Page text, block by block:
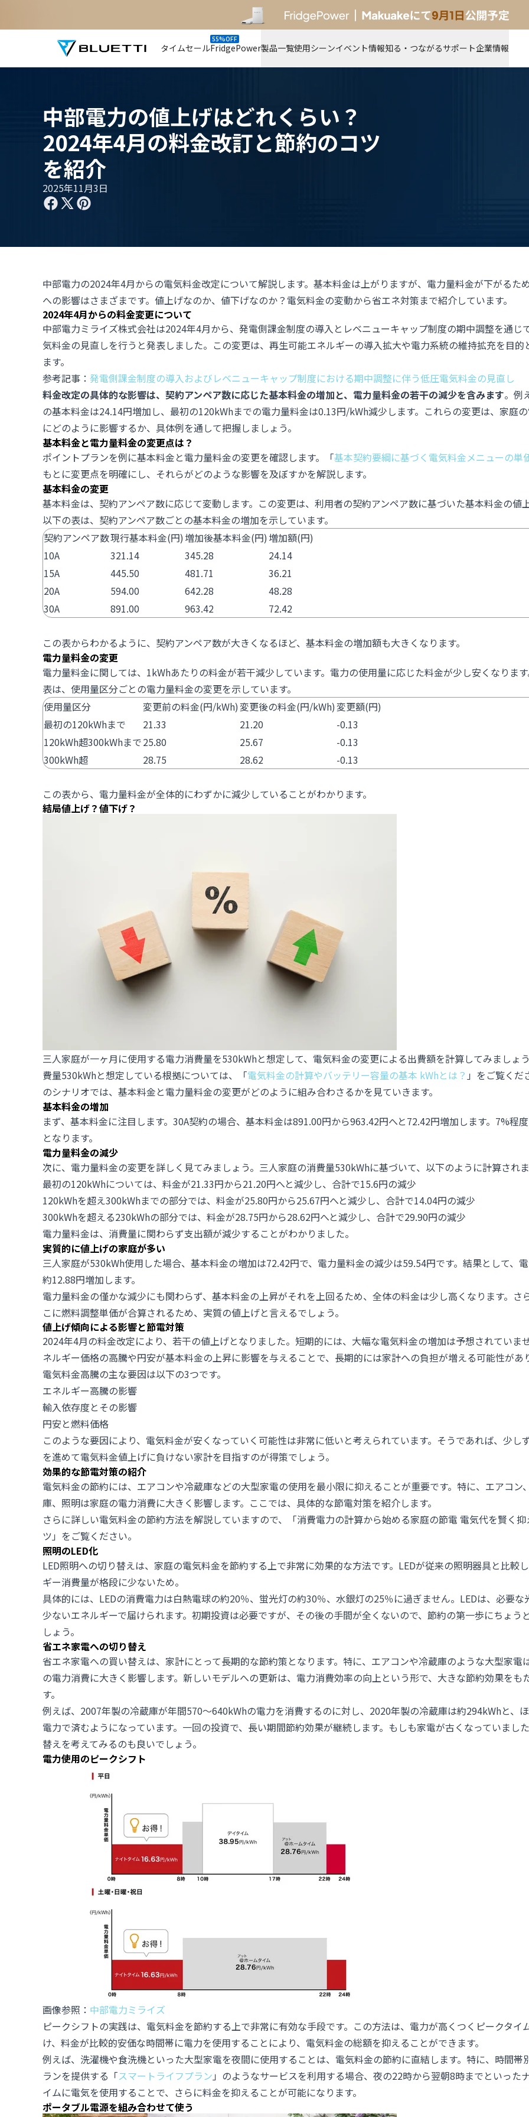
タイムセール
55%OFF
FridgePower製品一覧使用シーンイベント情報知る・つながるサポート企業情報
中部電力の値上げはどれくらい？
2024年4月の料金改訂と節約のコツ
を紹介
2025年11月3日
中部電力の2024年4月からの電気料金改定について解説します。基本料金は上がりますが、電力量料金が下がるた
への影響はさまざまです。値上げなのか、値下げなのか？電気料金の変動から省エネ対策まで紹介しています。
2024年4月からの料金変更について
中部電力ミライズ株式会社は2024年4月から、発電側課金制度の導入とレベニューキャップ制度の期中調整を通じ
気料金の見直しを行うと発表しました。この変更は、再生可能エネルギーの導入拡大や電力系統の維持拡充を目的
ます。
参考記事： 発電側課金制度の導入およびレベニューキャップ制度における期中調整に伴う低圧電気料金の見直し
料金改定の具体的な影響は、契約アンペア数に応じた基本料金の増加と、電力量料金の若干の減少を含みます。例
の基本料金は24.14円増加し、最初の120kWhまでの電力量料金は0.13円/kWh減少します。これらの変更は、家庭
にどのように影響するか、具体例を通して把握しましょう。
基本料金と電力量料金の変更点は？
ポイントプランを例に基本料金と電力量料金の変更を確認します。「基本契約要綱に基づく電気料金メニューの単
もとに変更点を明確にし、それらがどのような影響を及ぼすかを解説します。
基本料金の変更
基本料金は、契約アンペア数に応じて変動します。この変更は、利用者の契約アンペア数に基づいた基本料金の値
以下の表は、契約アンペア数ごとの基本料金の増加を示しています。
契約アンペア数現行基本料金(円)増加後基本料金(円)増加額(円)
10A
321.14 345.28
24.14
15A
445.50 481.71
36.21
20A
594.00 642.28
48.28
30A
891.00 963.42 72.42
この表からわかるように、契約アンペア数が大きくなるほど、基本料金の増加額も大きくなります。
電力量料金の変更
電力量料金に関しては、1kWhあたりの料金が若干減少しています。電力の使用量に応じた料金が少し安くなりま
表は、使用量区分ごとの電力量料金の変更を示しています。
使用量区分
変更前の料金(円/kWh)変更後の料金(円/kWh)変更額(円)
最初の120kWhまで
21.33 21.20
-0.13
120kWh超300kWhまで25.80 25.67
-0.13
300kWh超
28.75 28.62 -0.13
この表から、電力量料金が全体的にわずかに減少していることがわかります。
結局値上げ？値下げ？
三人家庭が一ヶ月に使用する電力消費量を530kWhと想定して、電気料金の変更による出費額を計算してみましょ
費量530kWhと想定している根拠については、「電気料金の計算やバッテリー容量の基本 kWhとは？ 」をご覧くだ
のシナリオでは、基本料金と電力量料金の変更がどのように組み合わさるかを見ていきます。
基本料金の増加
まず、基本料金に注目します。30A契約の場合、基本料金は891.00円から963.42円へと72.42円増加します。7%程
となります。
電力量料金の減少
次に、電力量料金の変更を詳しく見てみましょう。三人家庭の消費量530kWhに基づいて、以下のように計算され
最初の120kWhについては、料金が21.33円から21.20円へと減少し、合計で15.6円の減少
120kWhを超え300kWhまでの部分では、料金が25.80円から25.67円へと減少し、合計で14.04円の減少
300kWhを超える230kWhの部分では、料金が28.75円から28.62円へと減少し、合計で29.90円の減少
電力量料金は、消費量に関わらず支出額が減少することがわかりました。
実質的に値上げの家庭が多い
三人家庭が530kWh使用した場合、基本料金の増加は72.42円で、電力量料金の減少は59.54円です。結果として、
約12.88円増加します。
電力量料金の僅かな減少にも関わらず、基本料金の上昇がそれを上回るため、全体の料金は少し高くなります。さ
こに燃料調整単価が合算されるため、実質の値上げと言えるでしょう。
値上げ傾向による影響と節電対策
2024年4月の料金改定により、若干の値上げとなりました。短期的には、大幅な電気料金の増加は予想されていま
ネルギー価格の高騰や円安が基本料金の上昇に影響を与えることで、長期的には家計への負担が増える可能性があ
電気料金高騰の主な要因は以下の3つです。
エネルギー高騰の影響
輸入依存度とその影響
円安と燃料価格
このような要因により、電気料金が安くなっていく可能性は非常に低いと考えられています。そうであれば、少し
を進めて電気料金値上げに負けない家計を目指すのが得策でしょう。
効果的な節電対策の紹介
電気料金の節約には、エアコンや冷蔵庫などの大型家電の使用を最小限に抑えることが重要です。特に、エアコン
庫、照明は家庭の電力消費に大きく影響します。ここでは、具体的な節電対策を紹介します。
さらに詳しい電気料金の節約方法を解説していますので、「消費電力の計算から始める家庭の節電 電気代を賢く
ツ」をご覧ください。
照明のLED化
LED照明への切り替えは、家庭の電気料金を節約する上で非常に効果的な方法です。LEDが従来の照明器具と比較
ギー消費量が格段に少ないため。
具体的には、LEDの消費電力は白熱電球の約20％、蛍光灯の約30％、水銀灯の25％に過ぎません。LEDは、必要な
少ないエネルギーで届けられます。初期投資は必要ですが、その後の手間が全くないので、節約の第一歩にちょう
しょう。
省エネ家電への切り替え
省エネ家電への買い替えは、家計にとって長期的な節約策となります。特に、エアコンや冷蔵庫のような大型家電
の電力消費に大きく影響します。新しいモデルへの更新は、電力消費効率の向上という形で、大きな節約効果をも
す。
例えば、2007年製の冷蔵庫が年間570〜640kWhの電力を消費するのに対し、2020年製の冷蔵庫は約294kWhと、
電力で済むようになっています。一回の投資で、長い期間節約効果が継続します。もしも家電が古くなっていまし
替えを考えてみるのも良いでしょう。
電力使用のピークシフト
画像参照： 中部電力ミライズ
ピークシフトの実践は、電気料金を節約する上で非常に有効な手段です。この方法は、電力が高くつくピークタイ
け、料金が比較的安価な時間帯に電力を使用することにより、電気料金の総額を抑えることができます。
例えば、洗濯機や食洗機といった大型家電を夜間に使用することは、電気料金の節約に直結します。特に、時間帯
ランを提供する「スマートライフプラン 」のようなサービスを利用する場合、夜の22時から翌朝8時までといった
イムに電気を使用することで、さらに料金を抑えることが可能になります。
ポータブル電源を組み合わせて使う